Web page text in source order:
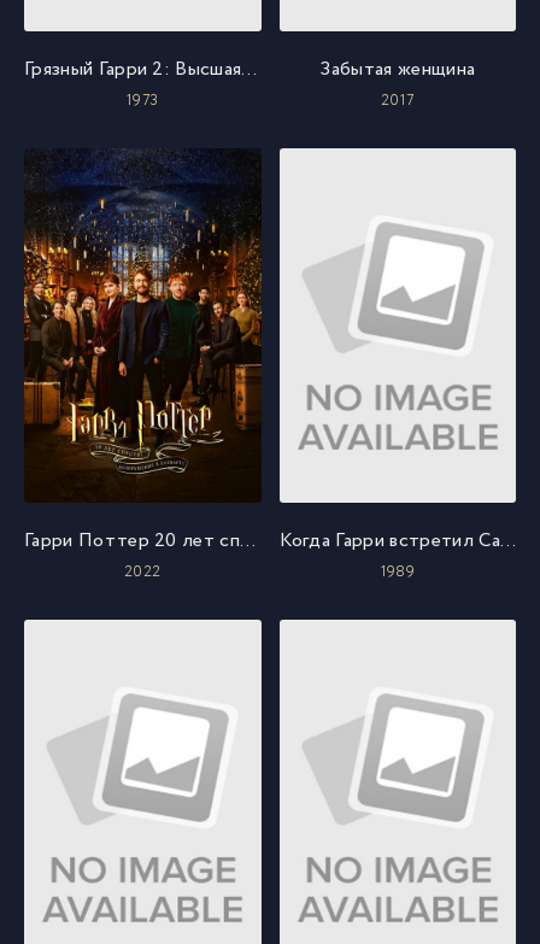
Грязный Гарри 2: Высшая сила
1973
Забытая женщина
2017
Гарри Поттер 20 лет спустя: возвращение в Хогвартс
2022
Когда Гарри встретил Салли
1989